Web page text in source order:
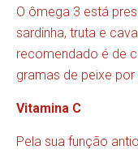
O ômega 3 está
sardinha, truta e
recomendado é de
gramas de peixe por
Vitamina C
Pela sua função